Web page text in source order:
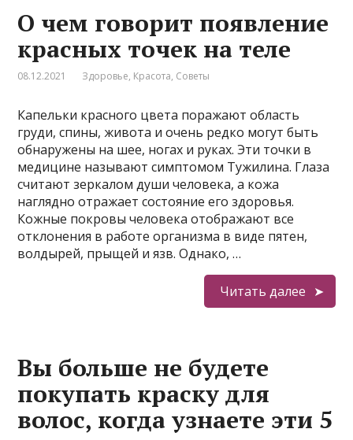
О чем говорит появление
красных точек на теле
08.12.2021 Здоровье, Красота, Советы
Капельки красного цвета поражают область
груди, спины, живота и очень редко могут быть
обнаружены на шее, ногах и руках. Эти точки в
медицине называют симптомом Тужилина. Глаза
считают зеркалом души человека, а кожа
наглядно отражает состояние его здоровья.
Кожные покровы человека отображают все
отклонения в работе организма в виде пятен,
волдырей, прыщей и язв. Однако, …
Читать далее
Вы больше не будете
покупать краску для
волос, когда узнаете эти 5